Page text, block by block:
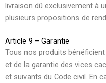
livraison dû exclusivement à
plusieurs propositions de
Article 9 – Garantie
Tous nos produits
et de la garantie des vices
et suivants du Code civil. En